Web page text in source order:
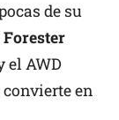
de su
el AWD
convierte en